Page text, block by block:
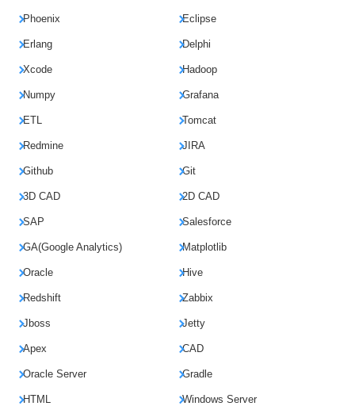
Phoenix Eclipse
Erlang Delphi
Xcode Hadoop
Numpy Grafana
ETL Tomcat
Redmine JIRA
Github Git
3D CAD 2D CAD
SAP Salesforce
GA(Google Analytics) Matplotlib
Oracle Hive
Redshift Zabbix
Jboss Jetty
Apex CAD
Oracle Server Gradle
HTML Windows Server